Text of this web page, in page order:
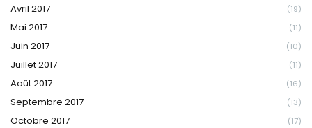
Avril 2017 (19)
Mai 2017 (11)
Juin 2017 (10)
Juillet 2017 (11)
Août 2017 (16)
Septembre 2017 (13)
Octobre 2017 (17)